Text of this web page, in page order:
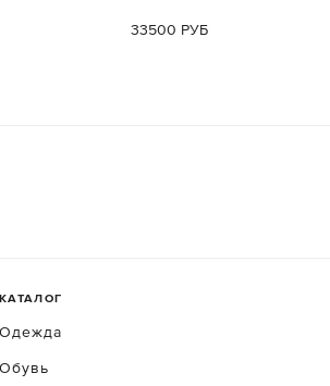
33500 РУБ
КАТАЛОГ
Одежда
Обувь